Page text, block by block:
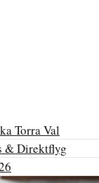
Torra Val
& Direktflyg